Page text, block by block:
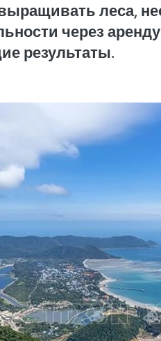
леса,
через
результаты.